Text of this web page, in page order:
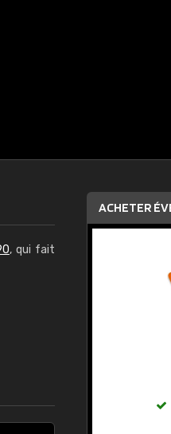
, qui fait
ACHETER